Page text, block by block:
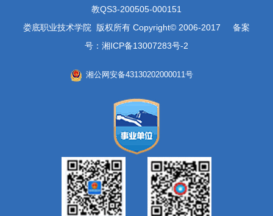
教QS3-200505-000151
娄底职业技术学院 版权所有 Copyright© 2006-2017 备案
号：湘ICP备13007283号-2
湘公网安备43130202000011号